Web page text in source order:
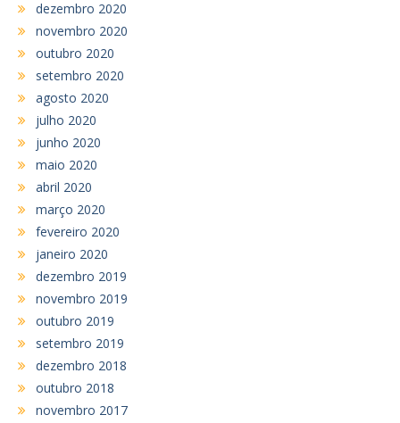
dezembro 2020
novembro 2020
outubro 2020
setembro 2020
agosto 2020
julho 2020
junho 2020
maio 2020
abril 2020
março 2020
fevereiro 2020
janeiro 2020
dezembro 2019
novembro 2019
outubro 2019
setembro 2019
dezembro 2018
outubro 2018
novembro 2017